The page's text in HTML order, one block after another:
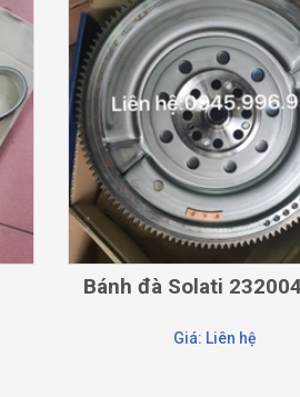
CHI TIẾT
Bánh đà Solati
Giá: Liên hệ